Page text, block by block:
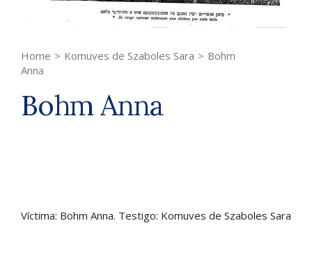
Home > Komuves de Szaboles Sara > Bohm
Anna
Bohm Anna
Víctima: Bohm Anna. Testigo: Komuves de Szaboles Sara